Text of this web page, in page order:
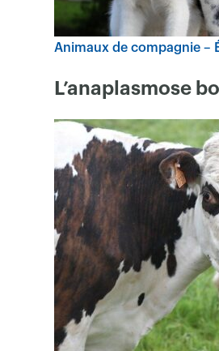
Animaux de compagnie –
L’anaplasmose